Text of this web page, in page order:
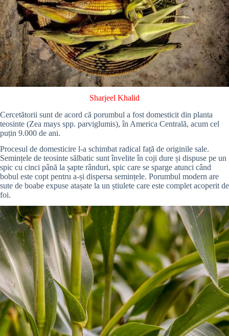
Sharjeel Khalid
Cercetătorii sunt de acord că porumbul a fost domesticit din planta
teosinte (Zea mays spp. parviglumis), în America Centrală, acum cel
puțin 9.000 de ani.
Procesul de domesticire l-a schimbat radical față de originile sale.
Semințele de teosinte sălbatic sunt învelite în coji dure și dispuse pe un
spic cu cinci până la șapte rânduri, spic care se sparge atunci când
bobul este copt pentru a-și dispersa semințele. Porumbul modern are
sute de boabe expuse atașate la un știulete care este complet acoperit de
foi.